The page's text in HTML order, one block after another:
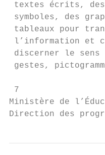
textes écrits, des
symboles, des
tableaux pour
l’information et
discerner le sens
gestes,
7
Ministère de
Direction des